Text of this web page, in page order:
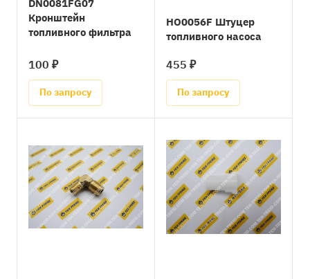
DN0081FG07
Кронштейн
топливного фильтра
100 ₽
По запросу
HO0056F Штуцер
топливного насоса
455 ₽
По запросу